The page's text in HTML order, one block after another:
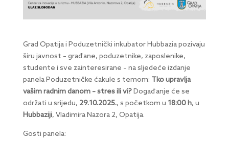
Grad Opatija i Poduzetnički inkubator Hubbazia pozivaju
širu javnost – građane, poduzetnike, zaposlenike,
studente i sve zainteresirane – na sljedeće izdanje
panela Poduzetničke ćakule s temom: Tko upravlja
vašim radnim danom – stres ili vi?Događanje će se
održati u srijedu, 29.10.2025., s početkom u 18:00 h, u
Hubbaziji, Vladimira Nazora 2, Opatija.
Gosti panela: